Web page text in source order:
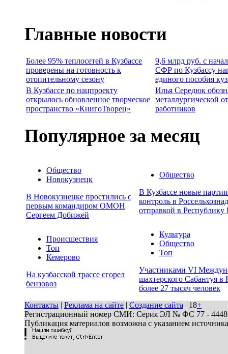
Главные новости
Более 95% теплосетей в Кузбассе
проверены на готовность к
отопительному сезону
9,6 млрд руб. с
СФР по Кузбассу
единого пособия
В Кузбассе по нацпроекту
открылось обновленное творческое
пространство «КнигоТворец»
Илья Середюк
металлургической
работников
Популярное за месяц
Общество
Новокузнецк
В Новокузнецке простились с
первым командиром ОМОН
Сергеем Добижей
Общество
В Кузбассе новые
контроль в
отправкой в Республику
Происшествия
Топ
Кемерово
На кузбасской трассе сгорел
бензовоз
Культура
Общество
Топ
Участниками VI
шахтерского Сабантуя в
более 27 тысяч человек
Контакты | Реклама на сайте | Создание сайта | 18+
Регистрационный номер СМИ: Серия ЭЛ № ФС 77 - 44486
Публикация материалов возможна с указанием